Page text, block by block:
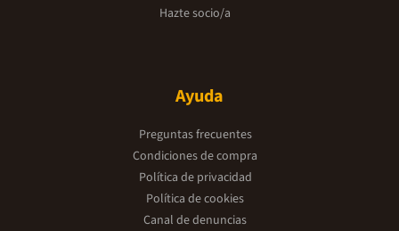
Hazte socio/a
Ayuda
Preguntas frecuentes
Condiciones de compra
Política de privacidad
Política de cookies
Canal de denuncias